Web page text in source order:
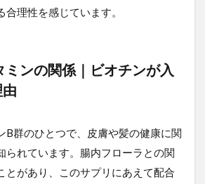
理性を感じています。
ンの関係｜ビオチンが入
B群のひとつで、皮膚や髪の健康に関
られています。腸内フローラとの関
とがあり、このサプリにあえて配合